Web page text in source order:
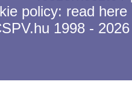
policy: read here
1998 - 2026